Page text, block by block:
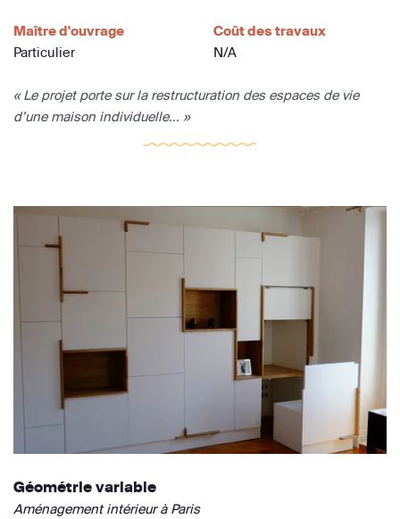
Maître d'ouvrage
Particulier
Coût des travaux
N/A
« Le projet porte sur la restructuration des espaces de vie
d’une maison individuelle... »
Géométrie variable
Aménagement intérieur à Paris